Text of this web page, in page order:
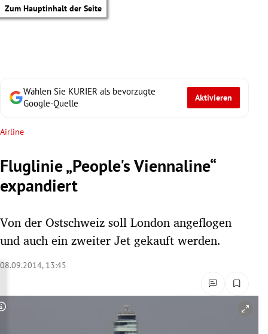
Zum Hauptinhalt der Seite
Untermenü
Wählen Sie KURIER als bevorzugte
Google-Quelle
Aktivieren
Airline
Fluglinie „People's Viennaline“
expandiert
Von der Ostschweiz soll London angeflogen
und auch ein zweiter Jet gekauft werden.
08.09.2014, 13:45
Copyright-Hinweis öffnen/schließen